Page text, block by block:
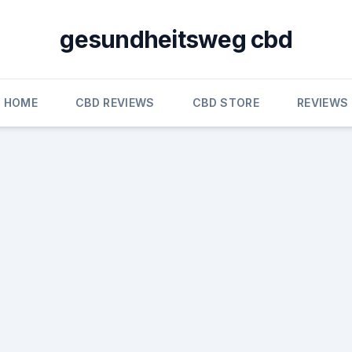
gesundheitsweg cbd
HOME CBD REVIEWS CBD STORE REVIEWS